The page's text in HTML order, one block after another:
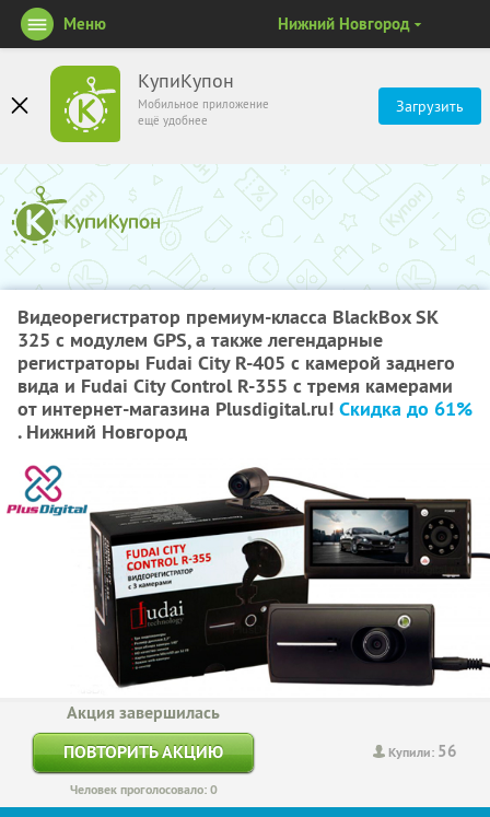
КупиКупон
Мобильное приложение
ещё удобнее
Загрузить
Меню Нижний Новгород
Видеорегистратор премиум-класса BlackBox SK
325 с модулем GPS, а также легендарные
регистраторы Fudai City R-405 с камерой заднего
вида и Fudai City Control R-355 с тремя камерами
от интернет-магазина Plusdigital.ru! Скидка до 61%
. Нижний Новгород
Купили: 56
Акция завершилась
ПОВТОРИТЬ АКЦИЮ
Человек проголосовало: 0